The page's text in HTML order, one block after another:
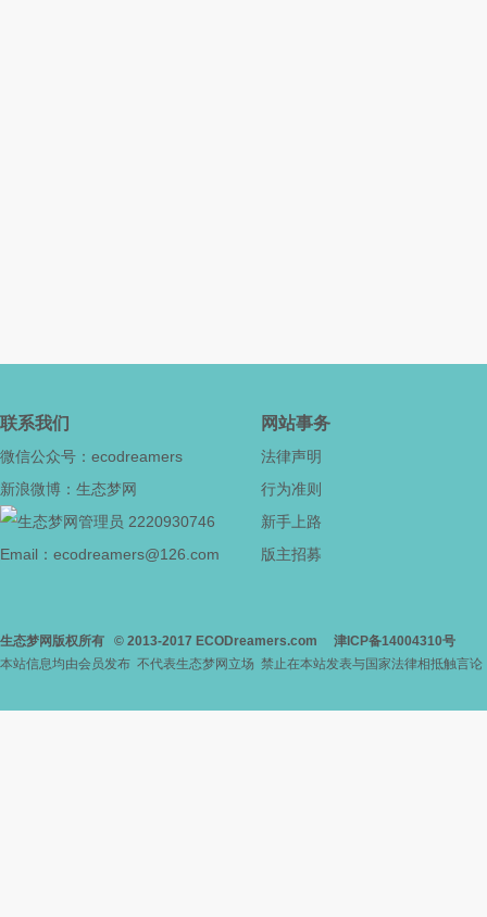
联系我们
微信公众号：ecodreamers
新浪微博：生态梦网
2220930746
Email：ecodreamers@126.com
网站事务
法律声明
行为准则
新手上路
版主招募
生态梦网版权所有 © 2013-2017 ECODreamers.com
津ICP备14004310号
本站信息均由会员发布 不代表生态梦网立场 禁止在本站发表与国家法律相抵触言论